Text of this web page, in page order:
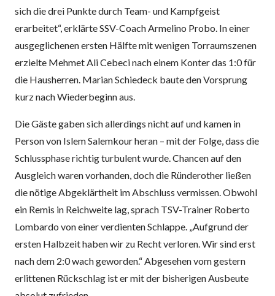
sich die drei Punkte durch Team- und Kampfgeist
erarbeitet“, erklärte SSV-Coach Armelino Probo. In einer
ausgeglichenen ersten Hälfte mit wenigen Torraumszenen
erzielte Mehmet Ali Cebeci nach einem Konter das 1:0 für
die Hausherren. Marian Schiedeck baute den Vorsprung
kurz nach Wiederbeginn aus.
Die Gäste gaben sich allerdings nicht auf und kamen in
Person von Islem Salemkour heran – mit der Folge, dass die
Schlussphase richtig turbulent wurde. Chancen auf den
Ausgleich waren vorhanden, doch die Ründerother ließen
die nötige Abgeklärtheit im Abschluss vermissen. Obwohl
ein Remis in Reichweite lag, sprach TSV-Trainer Roberto
Lombardo von einer verdienten Schlappe. „Aufgrund der
ersten Halbzeit haben wir zu Recht verloren. Wir sind erst
nach dem 2:0 wach geworden.“ Abgesehen vom gestern
erlittenen Rückschlag ist er mit der bisherigen Ausbeute